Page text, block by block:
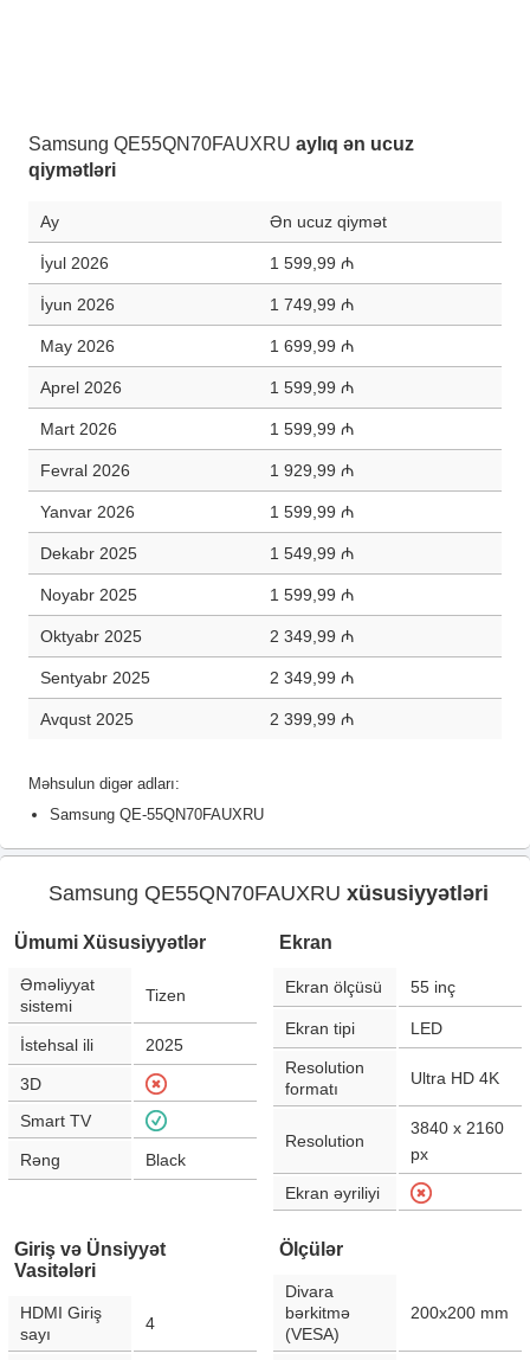
Samsung QE55QN70FAUXRU aylıq ən ucuz
qiymətləri
Ay Ən ucuz qiymət
İyul 2026 1 599,99 ₼
İyun 2026 1 749,99 ₼
May 2026 1 699,99 ₼
Aprel 2026 1 599,99 ₼
Mart 2026 1 599,99 ₼
Fevral 2026 1 929,99 ₼
Yanvar 2026 1 599,99 ₼
Dekabr 2025 1 549,99 ₼
Noyabr 2025 1 599,99 ₼
Oktyabr 2025 2 349,99 ₼
Sentyabr 2025 2 349,99 ₼
Avqust 2025 2 399,99 ₼
Məhsulun digər adları:
Samsung QE-55QN70FAUXRU
Samsung QE55QN70FAUXRU xüsusiyyətləri
Ümumi Xüsusiyyətlər
Əməliyyat
sistemi
Tizen
İstehsal ili 2025
3D
Smart TV
Rəng Black
Ekran
Ekran ölçüsü 55 inç
Ekran tipi LED
Resolution
formatı
Ultra HD 4K
Resolution
3840 x 2160
px
Ekran əyriliyi
Giriş və Ünsiyyət
Vasitələri
HDMI Giriş
sayı
4
Ölçülər
Divara
bərkitmə
(VESA)
200x200 mm